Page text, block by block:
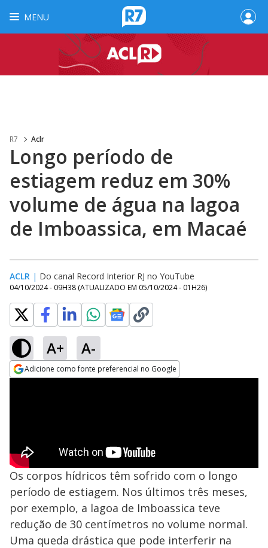
MENU
R7 Aclr
Longo período de
estiagem reduz em 30%
volume de água na lagoa
de Imboassica, em Macaé
ACLR | Do canal Record Interior RJ no YouTube
04/10/2024 - 09H38 (ATUALIZADO EM 05/10/2024 - 01H26)
A+ A-
Adicione como fonte preferencial no Google
Os corpos hídricos têm sofrido com o longo
período de estiagem. Nos últimos três meses,
por exemplo, a lagoa de Imboassica teve
redução de 30 centímetros no volume normal.
Uma queda drástica que pode interferir na